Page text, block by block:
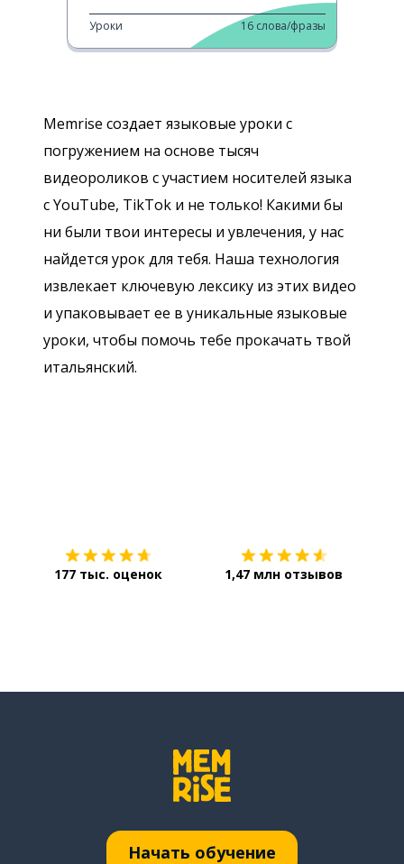
Memrise создает языковые уроки с
погружением на основе тысяч
видеороликов с участием носителей языка
с YouTube, TikTok и не только! Какими бы
ни были твои интересы и увлечения, у нас
найдется урок для тебя. Наша технология
извлекает ключевую лексику из этих видео
и упаковывает ее в уникальные языковые
уроки, чтобы помочь тебе прокачать твой
итальянский.
Уроки 16 слова/фразы
177 тыс. оценок 1,47 млн отзывов
Начать обучение